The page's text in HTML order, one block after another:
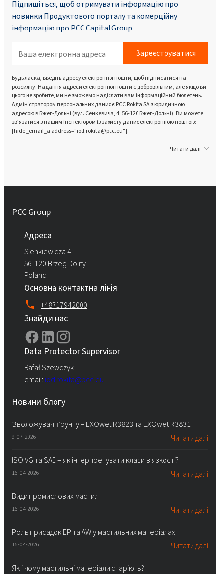
Підпишіться, щоб отримувати інформацію про
новинки Продуктового порталу та комерційну
інформацію про PCC Capital Group
Зареєструватися
Будь ласка, введіть адресу електронної пошти, щоб підписатися на
розсилку. Надання адреси електронної пошти є добровільним, але якщо ви
цього не зробите, ми не зможемо надіслати вам інформаційний бюлетень.
Адміністратором персональних даних є PCC Rokita SA з юридичною
адресою в Бжег-Дольні (вул. Сенкевича, 4, 56-120 Бжег-Дольні). Ви можете
зв’язатися з нашим інспектором із захисту даних електронною поштою:
[hide _email_a address="iod.rokita@pcc.eu"].
Читати далі
PCC Group
Адреса
Sienkiewicza 4
56-120 Brzeg Dolny
Poland
Основна контактна лінія
+48717942000
Знайди нас
Data Protector Supervisor
Rafał Szewczyk
email: iod.rokita@pcc.eu
Новини блогу
Зволожувачі ґрунту – EXOwet R3823 та EXOwet R3831
9-07-2026 Читати далі
ISO VG та SAE – як інтерпретувати класи в'язкості?
16-04-2026 Читати далі
Види промислових мастил
16-04-2026 Читати далі
Роль присадок EP та AW у мастильних матеріалах
16-04-2026 Читати далі
Як і чому мастильні матеріали старіють?